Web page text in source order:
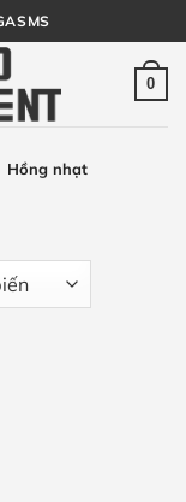
0
Hồng nhạt